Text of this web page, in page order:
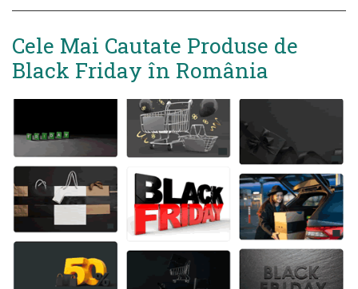
Cele Mai Cautate Produse de
Black Friday în România